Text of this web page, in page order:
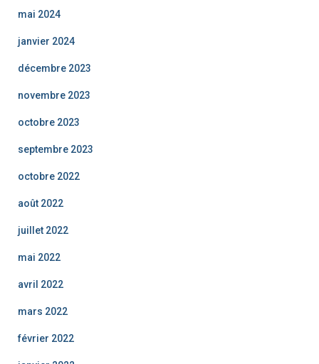
mai 2024
janvier 2024
décembre 2023
novembre 2023
octobre 2023
septembre 2023
octobre 2022
août 2022
juillet 2022
mai 2022
avril 2022
mars 2022
février 2022